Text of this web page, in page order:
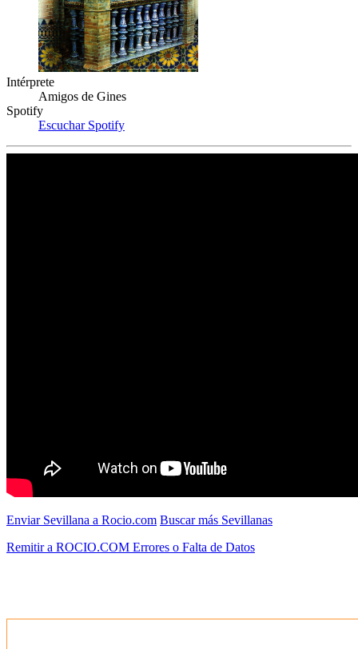
Intérprete
Amigos de Gines
Spotify
Escuchar Spotify
Enviar Sevillana a Rocio.com Buscar más Sevillanas
Remitir a ROCIO.COM Errores o Falta de Datos